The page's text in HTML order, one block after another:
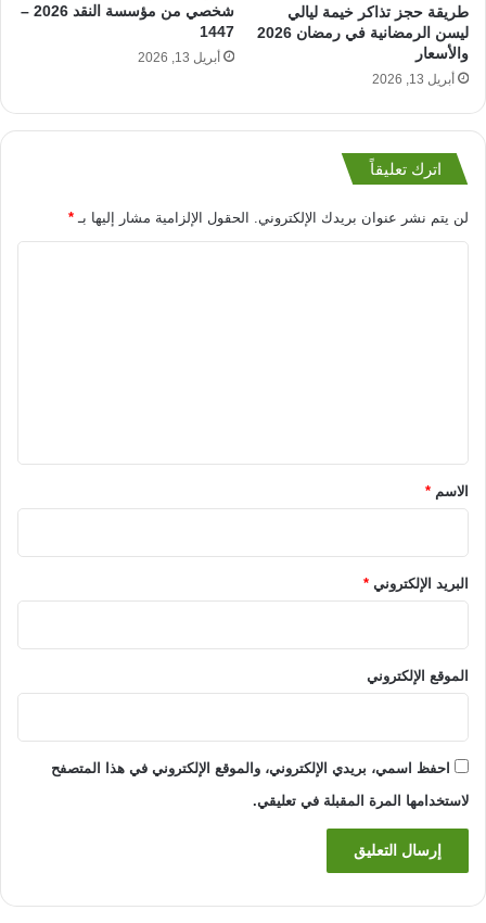
طريقة حجز تذاكر خيمة ليالي
ليسن الرمضانية في رمضان 2026
والأسعار
أبريل 13, 2026
شخصي من مؤسسة النقد 2026 –
1447
أبريل 13, 2026
اترك تعليقاً
لن يتم نشر عنوان بريدك الإلكتروني. الحقول الإلزامية مشار إليها بـ *
*الاسم *
البريد الإلكتروني *
الموقع الإلكتروني
احفظ اسمي، بريدي الإلكتروني، والموقع الإلكتروني في هذا المتصفح
لاستخدامها المرة المقبلة في تعليقي.